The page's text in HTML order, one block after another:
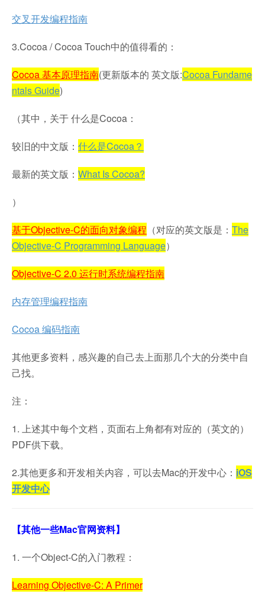
交叉开发编程指南
3.Cocoa / Cocoa Touch中的值得看的：
Cocoa 基本原理指南(更新版本的 英文版:Cocoa Fundame
ntals Guide)
（其中，关于 什么是Cocoa：
较旧的中文版： 什么是Cocoa？
最新的英文版： What Is Cocoa?
）
基于Objective-C的面向对象编程 （对应的英文版是： The
Objective-C Programming Language）
Objective-C 2.0 运行时系统编程指南
内存管理编程指南
Cocoa 编码指南
其他更多资料，感兴趣的自己去上面那几个大的分类中自
己找。
注：
1. 上述其中每个文档，页面右上角都有对应的（英文的）
PDF供下载。
2.其他更多和开发相关内容，可以去Mac的开发中心： iOS
开发中心
【其他一些Mac官网资料】
1. 一个Object-C的入门教程：
Learning Objective-C: A Primer